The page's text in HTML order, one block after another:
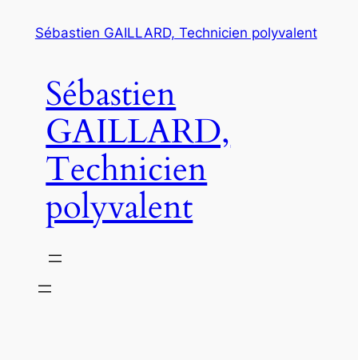
Sébastien GAILLARD, Technicien polyvalent
Sébastien
GAILLARD,
Technicien
polyvalent